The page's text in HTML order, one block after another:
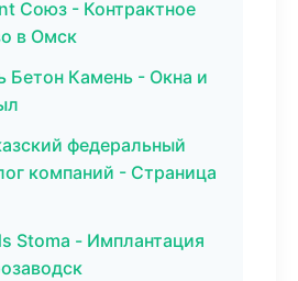
Союз - Контрактное
в Омск
Бетон Камень - Окна и
федеральный
компаний - Страница
Stoma - Имплантация